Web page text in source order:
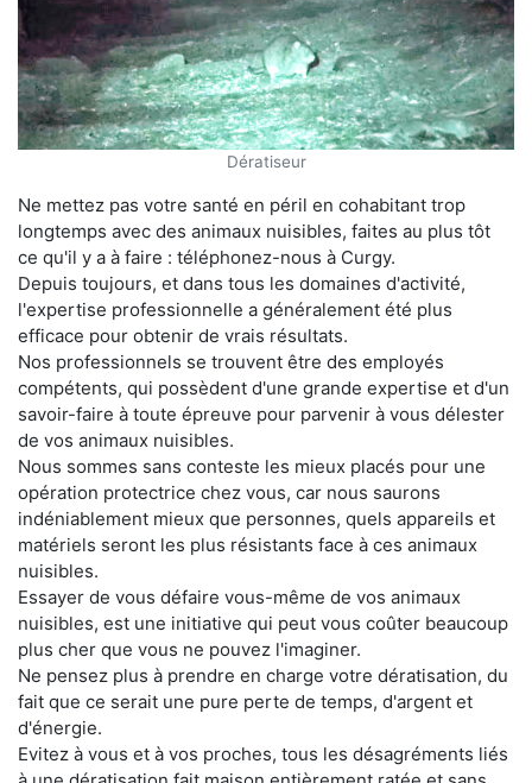
Dératiseur
Ne mettez pas votre santé en péril en cohabitant trop
longtemps avec des animaux nuisibles, faites au plus tôt
ce qu'il y a à faire : téléphonez-nous à Curgy.
Depuis toujours, et dans tous les domaines d'activité,
l'expertise professionnelle a généralement été plus
efficace pour obtenir de vrais résultats.
Nos professionnels se trouvent être des employés
compétents, qui possèdent d'une grande expertise et d'un
savoir-faire à toute épreuve pour parvenir à vous délester
de vos animaux nuisibles.
Nous sommes sans conteste les mieux placés pour une
opération protectrice chez vous, car nous saurons
indéniablement mieux que personnes, quels appareils et
matériels seront les plus résistants face à ces animaux
nuisibles.
Essayer de vous défaire vous-même de vos animaux
nuisibles, est une initiative qui peut vous coûter beaucoup
plus cher que vous ne pouvez l'imaginer.
Ne pensez plus à prendre en charge votre dératisation, du
fait que ce serait une pure perte de temps, d'argent et
d'énergie.
Evitez à vous et à vos proches, tous les désagréments liés